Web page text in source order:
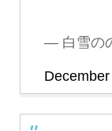
— 白雪の